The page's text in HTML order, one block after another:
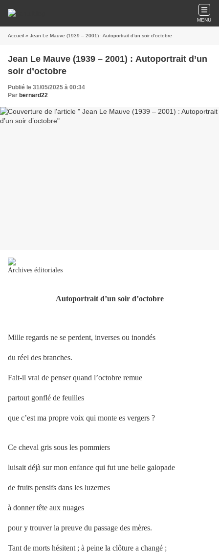
MENU
Accueil » Jean Le Mauve (1939 – 2001) : Autoportrait d’un soir d’octobre
Jean Le Mauve (1939 – 2001) : Autoportrait d’un
soir d’octobre
Publié le 31/05/2025 à 00:34
Par bernard22
Archives éditoriales
Autoportrait d’un soir d’octobre
Mille regards ne se perdent, inverses ou inondés
du réel des branches.
Fait-il vrai de penser quand l’octobre remue
partout gonflé de feuilles
que c’est ma propre voix qui monte es vergers ?
Ce cheval gris sous les pommiers
luisait déjà sur mon enfance qui fut une belle galopade
de fruits pensifs dans les luzernes
à donner tête aux nuages
pour y trouver la preuve du passage des mères.
Tant de morts hésitent ; à peine la clôture a changé ;